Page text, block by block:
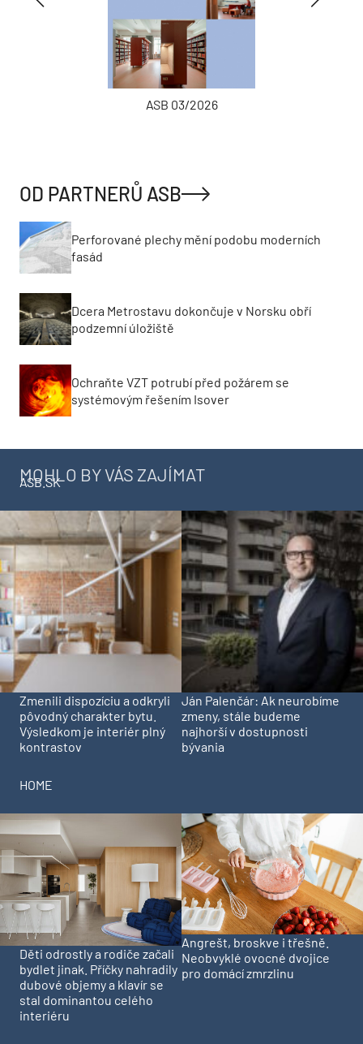
ASB 03/2026
OD PARTNERŮ ASB
Perforované plechy mění podobu moderních
fasád
Dcera Metrostavu dokončuje v Norsku obří
podzemní úložiště
Ochraňte VZT potrubí před požárem se
systémovým řešením Isover
MOHLO BY VÁS ZAJÍMAT
ASB.SK
Zmenili dispozíciu a odkryli
pôvodný charakter bytu.
Výsledkom je interiér plný
kontrastov
Ján Palenčár: Ak neurobíme
zmeny, stále budeme
najhorší v dostupnosti
bývania
HOME
Děti odrostly a rodiče začali
bydlet jinak. Příčky nahradily
dubové objemy a klavír se
stal dominantou celého
interiéru
Angrešt, broskve i třešně.
Neobvyklé ovocné dvojice
pro domácí zmrzlinu